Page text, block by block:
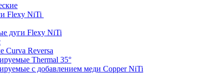
Flexy NiTi
дуги Flexy NiTi
Curva Reversa
Thermal 35°
с добавлением меди Copper NiTi